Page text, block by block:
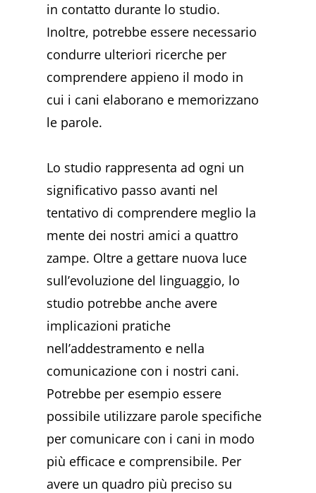
in contatto durante lo studio.
Inoltre, potrebbe essere necessario
condurre ulteriori ricerche per
comprendere appieno il modo in
cui i cani elaborano e memorizzano
le parole.
Lo studio rappresenta ad ogni un
significativo passo avanti nel
tentativo di comprendere meglio la
mente dei nostri amici a quattro
zampe. Oltre a gettare nuova luce
sull’evoluzione del linguaggio, lo
studio potrebbe anche avere
implicazioni pratiche
nell’addestramento e nella
comunicazione con i nostri cani.
Potrebbe per esempio essere
possibile utilizzare parole specifiche
per comunicare con i cani in modo
più efficace e comprensibile. Per
avere un quadro più preciso su